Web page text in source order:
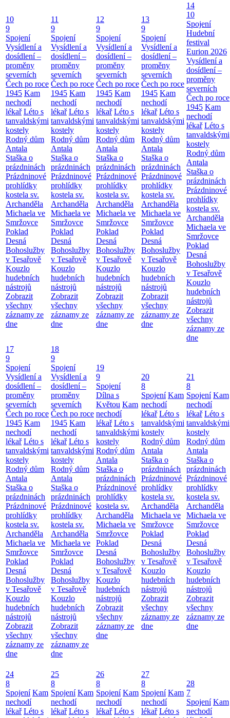
10
9
Spojení
Vysídlení a
dosídlení –
proměny
severních
Čech po roce
1945 Kam
nechodí
lékař Léto s
tanvaldskými
kostely
Rodný dům
Antala
Staška o
prázdninách
Prázdninové
prohlídky
kostela sv.
Archanděla
Michaela ve
Smržovce
Poklad
Desná
Bohoslužby
v Tesařově
Kouzlo
hudebních
nástrojů
Zobrazit
všechny
záznamy ze
dne
11
9
Spojení
Vysídlení a
dosídlení –
proměny
severních
Čech po roce
1945 Kam
nechodí
lékař Léto s
tanvaldskými
kostely
Rodný dům
Antala
Staška o
prázdninách
Prázdninové
prohlídky
kostela sv.
Archanděla
Michaela ve
Smržovce
Poklad
Desná
Bohoslužby
v Tesařově
Kouzlo
hudebních
nástrojů
Zobrazit
všechny
záznamy ze
dne
12
9
Spojení
Vysídlení a
dosídlení –
proměny
severních
Čech po roce
1945 Kam
nechodí
lékař Léto s
tanvaldskými
kostely
Rodný dům
Antala
Staška o
prázdninách
Prázdninové
prohlídky
kostela sv.
Archanděla
Michaela ve
Smržovce
Poklad
Desná
Bohoslužby
v Tesařově
Kouzlo
hudebních
nástrojů
Zobrazit
všechny
záznamy ze
dne
13
9
Spojení
Vysídlení a
dosídlení –
proměny
severních
Čech po roce
1945 Kam
nechodí
lékař Léto s
tanvaldskými
kostely
Rodný dům
Antala
Staška o
prázdninách
Prázdninové
prohlídky
kostela sv.
Archanděla
Michaela ve
Smržovce
Poklad
Desná
Bohoslužby
v Tesařově
Kouzlo
hudebních
nástrojů
Zobrazit
všechny
záznamy ze
dne
14
10
Spojení
Hudební
festival
Eurion 2026
Vysídlení a
dosídlení –
proměny
severních
Čech po roce
1945 Kam
nechodí
lékař Léto s
tanvaldskými
kostely
Rodný dům
Antala
Staška o
prázdninách
Prázdninové
prohlídky
kostela sv.
Archanděla
Michaela ve
Smržovce
Poklad
Desná
Bohoslužby
v Tesařově
Kouzlo
hudebních
nástrojů
Zobrazit
všechny
záznamy ze
dne
17
9
Spojení
Vysídlení a
dosídlení –
proměny
severních
Čech po roce
1945 Kam
nechodí
lékař Léto s
tanvaldskými
kostely
Rodný dům
Antala
Staška o
prázdninách
Prázdninové
prohlídky
kostela sv.
Archanděla
Michaela ve
Smržovce
Poklad
Desná
Bohoslužby
v Tesařově
Kouzlo
hudebních
nástrojů
Zobrazit
všechny
záznamy ze
dne
18
9
Spojení
Vysídlení a
dosídlení –
proměny
severních
Čech po roce
1945 Kam
nechodí
lékař Léto s
tanvaldskými
kostely
Rodný dům
Antala
Staška o
prázdninách
Prázdninové
prohlídky
kostela sv.
Archanděla
Michaela ve
Smržovce
Poklad
Desná
Bohoslužby
v Tesařově
Kouzlo
hudebních
nástrojů
Zobrazit
všechny
záznamy ze
dne
19
9
Spojení
Dílna s
Květou Kam
nechodí
lékař Léto s
tanvaldskými
kostely
Rodný dům
Antala
Staška o
prázdninách
Prázdninové
prohlídky
kostela sv.
Archanděla
Michaela ve
Smržovce
Poklad
Desná
Bohoslužby
v Tesařově
Kouzlo
hudebních
nástrojů
Zobrazit
všechny
záznamy ze
dne
20
8
Spojení Kam
nechodí
lékař Léto s
tanvaldskými
kostely
Rodný dům
Antala
Staška o
prázdninách
Prázdninové
prohlídky
kostela sv.
Archanděla
Michaela ve
Smržovce
Poklad
Desná
Bohoslužby
v Tesařově
Kouzlo
hudebních
nástrojů
Zobrazit
všechny
záznamy ze
dne
21
8
Spojení Kam
nechodí
lékař Léto s
tanvaldskými
kostely
Rodný dům
Antala
Staška o
prázdninách
Prázdninové
prohlídky
kostela sv.
Archanděla
Michaela ve
Smržovce
Poklad
Desná
Bohoslužby
v Tesařově
Kouzlo
hudebních
nástrojů
Zobrazit
všechny
záznamy ze
dne
24
8
Spojení Kam
nechodí
lékař Léto s
25
8
Spojení Kam
nechodí
lékař Léto s
26
8
Spojení Kam
nechodí
lékař Léto s
27
8
Spojení Kam
nechodí
lékař Léto s
28
7
Spojení Kam
nechodí